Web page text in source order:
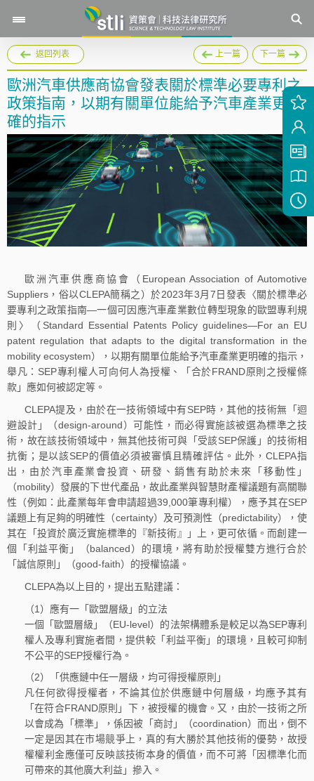
返回列表 上一篇 下一篇
歐洲汽車供應商協會發表關於標準必要專利之
政策指南，以期有關單位能給予汽車產業更明
確的指示
歐洲汽車供應商協會（European Association of Automotive
Suppliers，俗以CLEPA簡稱之）於2023年3月7日發表〈關於標準必
要專利之政策指南—一個可因應汽車產業數位轉型現象的歐盟專利規
則〉（Standard Essential Patents Policy guidelines—For an EU
patent regulation that adapts to the digital transformation in the
mobility ecosystem），以期有關單位能給予汽車產業更明確的指示，
舉凡：SEP專利權人可向何人為授權、「合於FRAND原則之授權條
款」應如何被認定等。
CLEPA提及，由於在一技術領域中有SEP時，其他的技術無「迴
避設計」（design-around）可能性，而必得實施該被選為標準之技
術，故在該技術領域中，無其他技術可與「受該SEP保護」的技術相
抗衡；是以該SEP的價值必須被審慎且精確評估。此外，CLEPA指
出，由於汽車產業會投資、研發、銷售有助於未來「移動性」
（mobility）發展的下世代產品，故此產業與智慧財產權議題有高關聯
性（例如：此產業每年會申請超過39,000筆專利權），應予其在SEP
議題上有足夠的明確性（certainty）及可預測性（predictability），使
其在「投資於廣泛實施標準的『新技術』」上，更可依循。而創建一
個「利益平衡」（balanced）的環境，將有助於授權雙方進行合於
「誠信原則」（good-faith）的授權協議。
CLEPA為以上目的，提出五點建議：
（1）應有一「歐盟層級」的立法
一個「歐盟層級」（EU-level）的法架構體系是較足以為SEP專利
權人及專利實施者間，提供較「利益平衡」的環境，且較可抑制
不公平的SEP授權行為。
（2）「供應鏈中任一層級，均可得授權原則」
凡任何欲得授權者，不論其位於供應鏈中何層級，均應予其有
「在符合FRAND原則」下，被授權的機會。又，由於一技術之所
以會成為「標準」，係因被「商討」（coordination）而出，倒不
一定是因其在市場競爭上，真的有大勝於其他技術的優勢，故授
權權利金應僅可反映該技術本身的價值，而不可將「因標準化而
可帶來的其他廣大利益」摻入。